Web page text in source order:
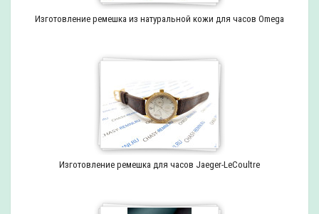
Изготовление ремешка из натуральной кожи для часов Omega
Изготовление ремешка для часов Jaeger-LeCoultre